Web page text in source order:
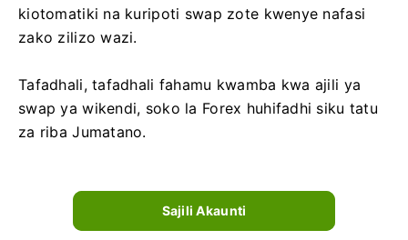
kiotomatiki na kuripoti swap zote kwenye nafasi
zako zilizo wazi.
Tafadhali, tafadhali fahamu kwamba kwa ajili ya
swap ya wikendi, soko la Forex huhifadhi siku tatu
za riba Jumatano.
Sajili Akaunti